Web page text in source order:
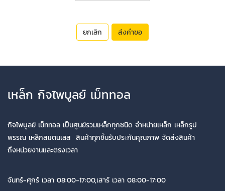
ยกเลิก ส่งคำขอ
เหล็ก กิจไพบูลย์ เม็ททอล
กิจไพบูลย์ เม็ททอล เป็นศูนย์รวมเหล็กทุกชนิด จำหน่ายเหล็ก เหล็กรูป
พรรณ เหล็กสแตนเลส สินค้าทุกชิ้นรับประกันคุณภาพ จัดส่งสินค้า
ถึงหน่วยงานและตรงเวลา
จันทร์-ศุกร์ เวลา 08:00-17:00,เสาร์ เวลา 08:00-17:00